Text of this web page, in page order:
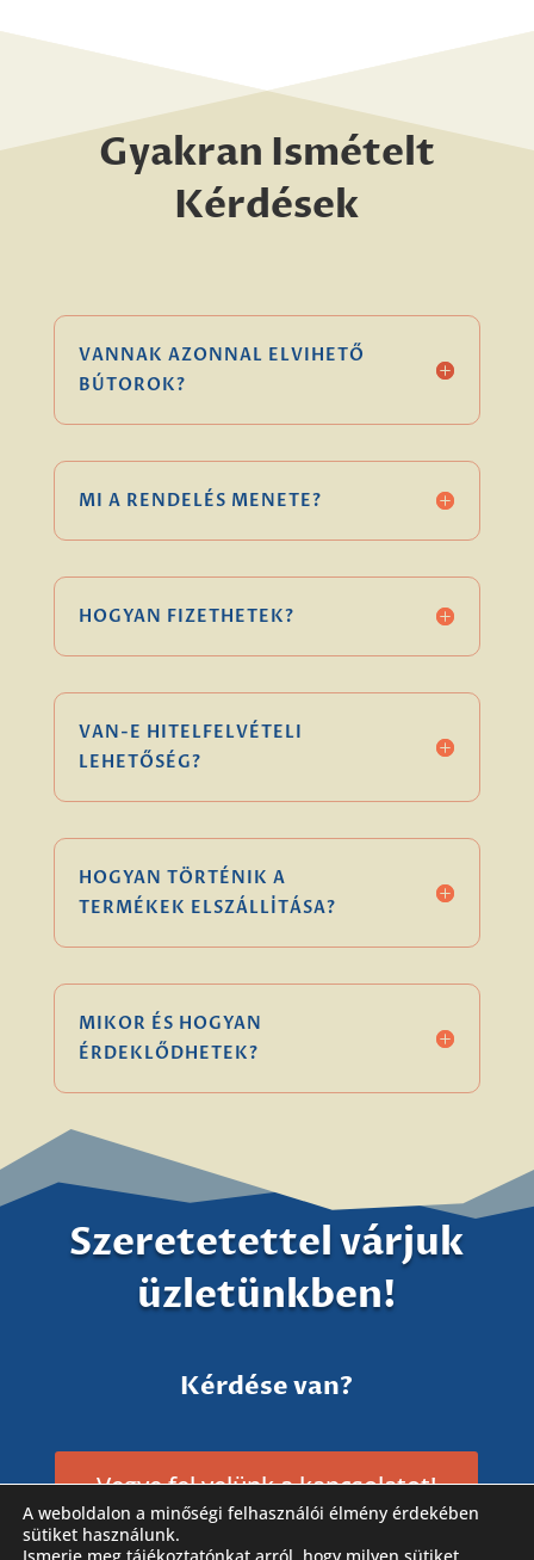
Gyakran Ismételt
Kérdések
VANNAK AZONNAL ELVIHETŐ
BÚTOROK?
MI A RENDELÉS MENETE?
HOGYAN FIZETHETEK?
VAN-E HITELFELVÉTELI
LEHETŐSÉG?
HOGYAN TÖRTÉNIK A
TERMÉKEK ELSZÁLLÍTÁSA?
MIKOR ÉS HOGYAN
ÉRDEKLŐDHETEK?
Szeretetettel várjuk
üzletünkben!
Kérdése van?
Vegye fel velünk a kapcsolatot!
A weboldalon a minőségi felhasználói élmény érdekében
sütiket használunk.